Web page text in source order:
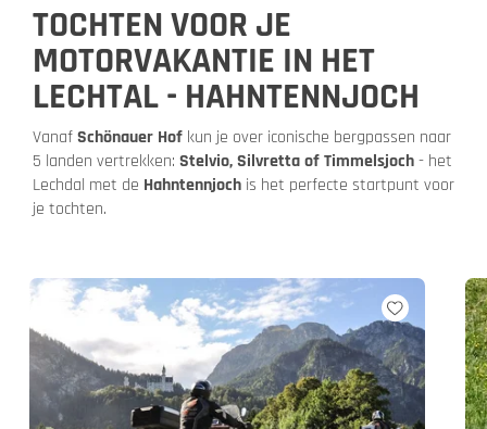
TOCHTEN VOOR JE
MOTORVAKANTIE IN HET
LECHTAL - HAHNTENNJOCH
VanafSchönauer Hof kun je over iconische bergpassen naar
5 landen vertrekken: Stelvio, Silvretta of Timmelsjoch- het
Lechdal met de Hahntennjoch is het perfecte startpunt voor
je tochten.